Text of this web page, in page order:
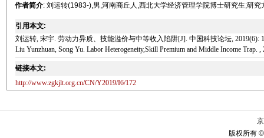
作者简介: 刘运转(1983-),男,河南商丘人,西北大学经济管理学院博士研究生;研
引用本文:
刘运转, 宋宇. 劳动力异质、技能溢价与中等收入陷阱[J]. 中国科技论坛, 2019(6):
Liu Yunzhuan, Song Yu. Labor Heterogeneity,Skill Premium and Middle Income Trap. ,
链接本文:
http://www.zgkjlt.org.cn/CN/Y2019/I6/172
版权所有